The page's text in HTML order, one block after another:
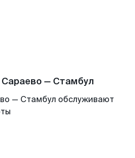
— Стамбул
— Стамбул обслуживают